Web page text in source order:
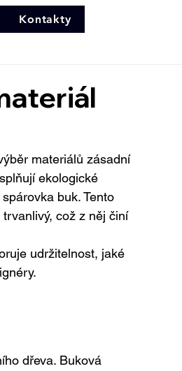
Kontakty
materiálů zásadní
ekologické
buk. Tento
což z něj činí
udržitelnost, jaké
dřeva. Buková